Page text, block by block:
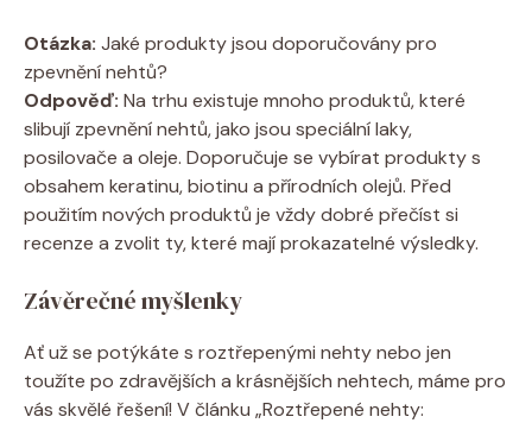
Otázka: Jaké produkty jsou doporučovány pro
zpevnění nehtů?
Odpověď: Na trhu existuje mnoho produktů, které
slibují zpevnění nehtů, jako jsou speciální laky,
posilovače a oleje. Doporučuje se vybírat produkty s
obsahem keratinu, biotinu a přírodních olejů. Před
použitím nových produktů je vždy dobré přečíst si
recenze a zvolit ty, které mají prokazatelné výsledky.
Závěrečné myšlenky
Ať už se potýkáte s roztřepenými nehty nebo jen
toužíte po zdravějších a krásnějších nehtech, máme pro
vás skvělé řešení! V článku „Roztřepené nehty: